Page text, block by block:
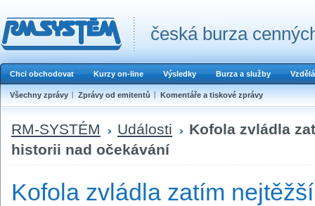
česká burza
Chci obchodovat Kurzy on-line Výsledky Burza a služby
Všechny zprávy Zprávy od emitentů Komentáře a tiskové zprávy
RM-SYSTÉM Události
Kofola zvládla
historii nad očekávání
Kofola zvládla zatím